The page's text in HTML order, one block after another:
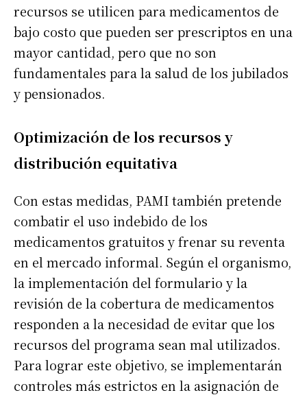
recursos se utilicen para medicamentos de
bajo costo que pueden ser prescriptos en una
mayor cantidad, pero que no son
fundamentales para la salud de los jubilados
y pensionados.
Optimización de los recursos y
distribución equitativa
Con estas medidas, PAMI también pretende
combatir el uso indebido de los
medicamentos gratuitos y frenar su reventa
en el mercado informal. Según el organismo,
la implementación del formulario y la
revisión de la cobertura de medicamentos
responden a la necesidad de evitar que los
recursos del programa sean mal utilizados.
Para lograr este objetivo, se implementarán
controles más estrictos en la asignación de